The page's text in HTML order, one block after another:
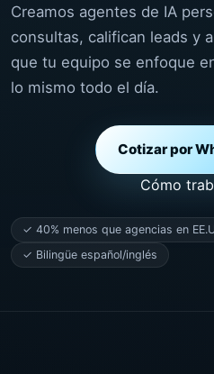
Creamos agentes de IA
consultas, califican leads y
que tu equipo se enfoque
lo mismo todo el día.
Cotizar por
Cómo
✓ 40% menos que agencias en
✓ Bilingüe español/inglés